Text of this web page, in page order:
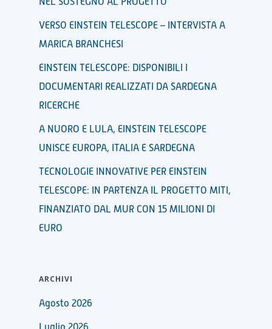
VERSO EINSTEIN TELESCOPE – INTERVISTA A
MARICA BRANCHESI
EINSTEIN TELESCOPE: DISPONIBILI I
DOCUMENTARI REALIZZATI DA SARDEGNA
RICERCHE
A NUORO E LULA, EINSTEIN TELESCOPE
UNISCE EUROPA, ITALIA E SARDEGNA
TECNOLOGIE INNOVATIVE PER EINSTEIN
TELESCOPE: IN PARTENZA IL PROGETTO MITI,
FINANZIATO DAL MUR CON 15 MILIONI DI
EURO
ARCHIVI
Agosto 2026